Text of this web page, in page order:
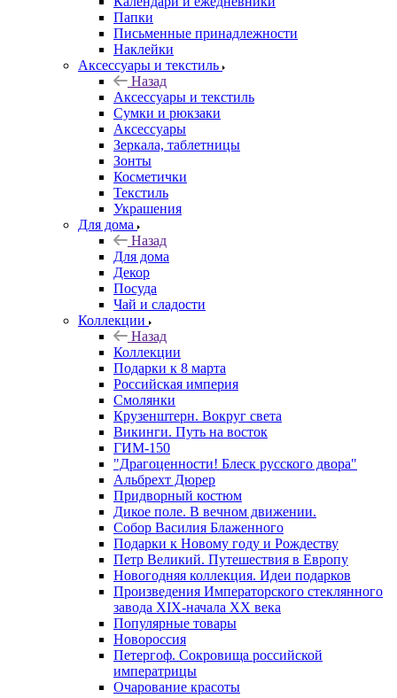
Папки
Письменные принадлежности
Наклейки
Аксессуары и текстиль
Назад
Аксессуары и текстиль
Сумки и рюкзаки
Аксессуары
Зеркала, таблетницы
Зонты
Косметички
Текстиль
Украшения
Для дома
Назад
Для дома
Декор
Посуда
Чай и сладости
Коллекции
Назад
Коллекции
Подарки к 8 марта
Российская империя
Смолянки
Крузенштерн. Вокруг света
Викинги. Путь на восток
ГИМ-150
"Драгоценности! Блеск русского двора"
Альбрехт Дюрер
Придворный костюм
Дикое поле. В вечном движении.
Собор Василия Блаженного
Подарки к Новому году и Рождеству
Петр Великий. Путешествия в Европу
Новогодняя коллекция. Идеи подарков
Произведения Императорского стеклянного
завода XIX-начала XX века
Популярные товары
Новороссия
Петергоф. Сокровища российской
императрицы
Очарование красоты